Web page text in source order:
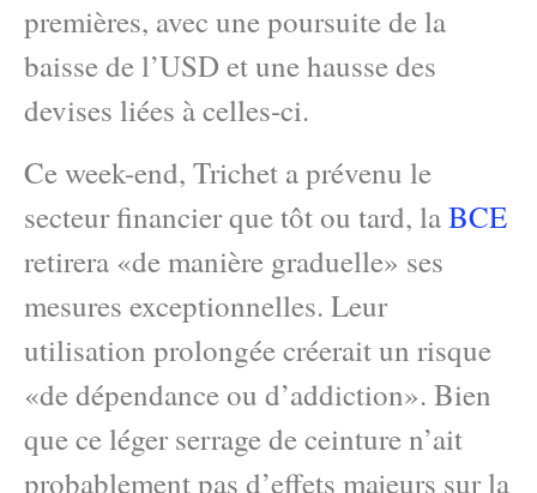
premières, avec une poursuite de la
baisse de l’USD et une hausse des
devises liées à celles-ci.
Ce week-end, Trichet a prévenu le
secteur financier que tôt ou tard, laBCE
retirera «de manière graduelle» ses
mesures exceptionnelles. Leur
utilisation prolongée créerait un risque
«de dépendance ou d’addiction». Bien
que ce léger serrage de ceinture n’ait
probablement pas d’effets majeurs sur la